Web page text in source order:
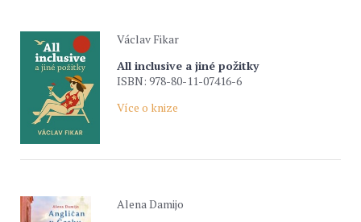
Václav Fikar
All inclusive a jiné požitky
ISBN: 978-80-11-07416-6
Více o knize
Alena Damijo